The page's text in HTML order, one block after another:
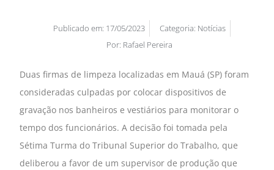
Publicado em: 17/05/2023 Categoria: Notícias
Por: Rafael Pereira
Duas firmas de limpeza localizadas em Mauá (SP) foram
consideradas culpadas por colocar dispositivos de
gravação nos banheiros e vestiários para monitorar o
tempo dos funcionários. A decisão foi tomada pela
Sétima Turma do Tribunal Superior do Trabalho, que
deliberou a favor de um supervisor de produção que